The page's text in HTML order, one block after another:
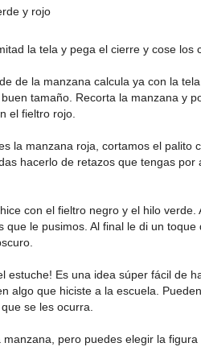
y rojo
la tela y pega el cierre y cose los
de la manzana calcula ya con la
tamaño. Recorta la manzana y
el fieltro rojo.
la manzana roja, cortamos el palito
hacerlo de retazos que tengas por
con el fieltro negro y el hilo
que le pusimos. Al final le di un
estuche! Es una idea súper fácil de
algo que hiciste a la escuela.
se les ocurra.
manzana, pero puedes elegir la